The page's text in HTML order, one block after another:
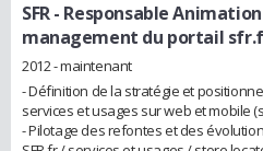
SFR- Responsable
management du portail
2012 - maintenant
- Définition de la stratégie et
services et usages sur web et mobile
- Pilotage des refontes et des